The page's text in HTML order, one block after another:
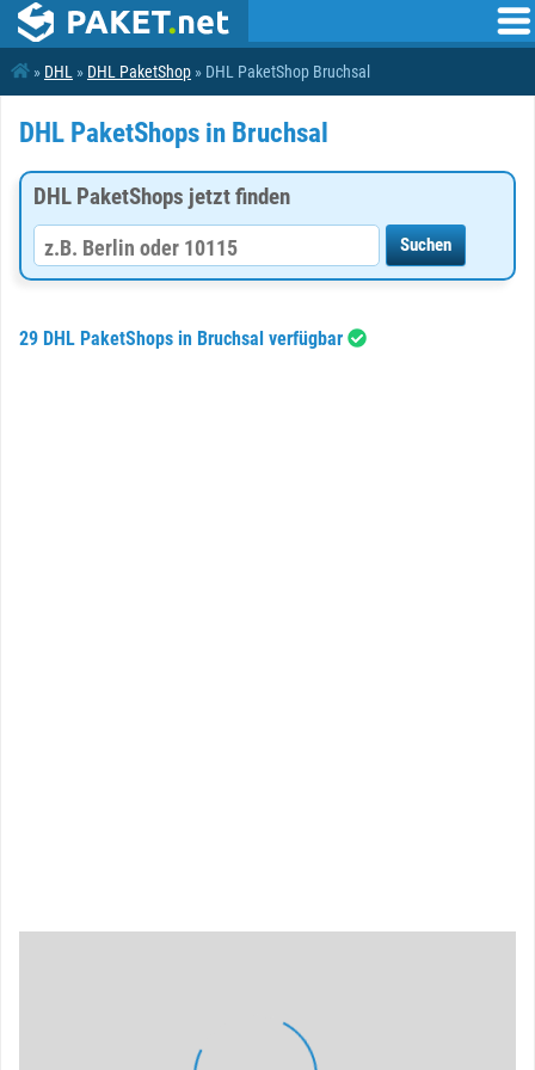
» DHL » DHL PaketShop » DHL PaketShop Bruchsal
DHL PaketShops in Bruchsal
DHL PaketShops jetzt finden
29 DHL PaketShops in Bruchsal verfügbar